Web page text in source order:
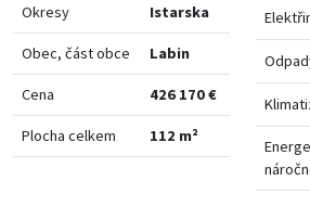
Okresy Istarska
Obec, část obce Labin
Cena 426 170 €
Plocha celkem 112 m²